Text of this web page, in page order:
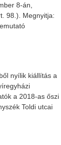
8-án,
98.). Megnyitja:
nyílik kiállítás a
a 2018-as őszi
Toldi utcai